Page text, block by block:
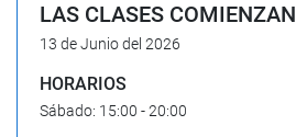
LAS CLASES COMIENZAN
13 de Junio del 2026
HORARIOS
Sábado: 15:00 - 20:00